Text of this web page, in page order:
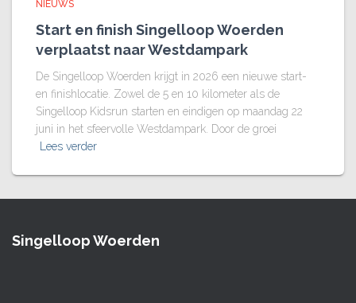
NIEUWS
Start en finish Singelloop Woerden
verplaatst naar Westdampark
De Singelloop Woerden krijgt in 2026 een nieuwe start-
en finishlocatie. Zowel de 5 en 10 kilometer als de
Singelloop Kidsrun starten en eindigen op maandag 22
juni in het sfeervolle Westdampark. Door de groei
Lees verder
Singelloop Woerden